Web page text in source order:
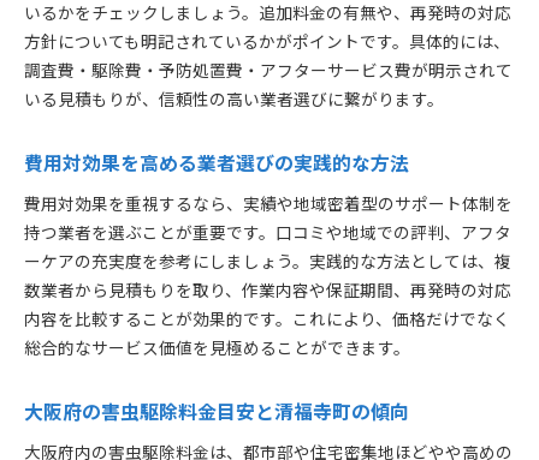
いるかをチェックしましょう。追加料金の有無や、再発時の対応
方針についても明記されているかがポイントです。具体的には、
調査費・駆除費・予防処置費・アフターサービス費が明示されて
いる見積もりが、信頼性の高い業者選びに繋がります。
費用対効果を高める業者選びの実践的な方法
費用対効果を重視するなら、実績や地域密着型のサポート体制を
持つ業者を選ぶことが重要です。口コミや地域での評判、アフタ
ーケアの充実度を参考にしましょう。実践的な方法としては、複
数業者から見積もりを取り、作業内容や保証期間、再発時の対応
内容を比較することが効果的です。これにより、価格だけでなく
総合的なサービス価値を見極めることができます。
大阪府の害虫駆除料金目安と清福寺町の傾向
大阪府内の害虫駆除料金は、都市部や住宅密集地ほどやや高めの